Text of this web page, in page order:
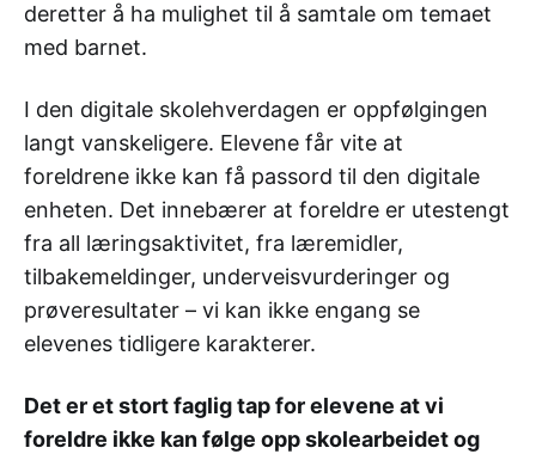
deretter å ha mulighet til å samtale om temaet
med barnet.
I den digitale skolehverdagen er oppfølgingen
langt vanskeligere. Elevene får vite at
foreldrene ikke kan få passord til den digitale
enheten. Det innebærer at foreldre er utestengt
fra all læringsaktivitet, fra læremidler,
tilbakemeldinger, underveisvurderinger og
prøveresultater – vi kan ikke engang se
elevenes tidligere karakterer.
Det er et stort faglig tap for elevene at vi
foreldre ikke kan følge opp skolearbeidet og